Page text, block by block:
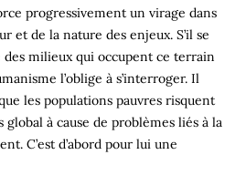
progressivement un virage dans
et de la nature des enjeux. S’il se
milieux qui occupent ce terrain
l’oblige à s’interroger. Il
les populations pauvres risquent
global à cause de problèmes liés à la
C’est d’abord pour lui une